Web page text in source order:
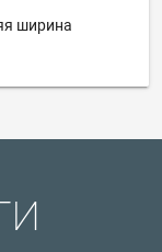
ширина